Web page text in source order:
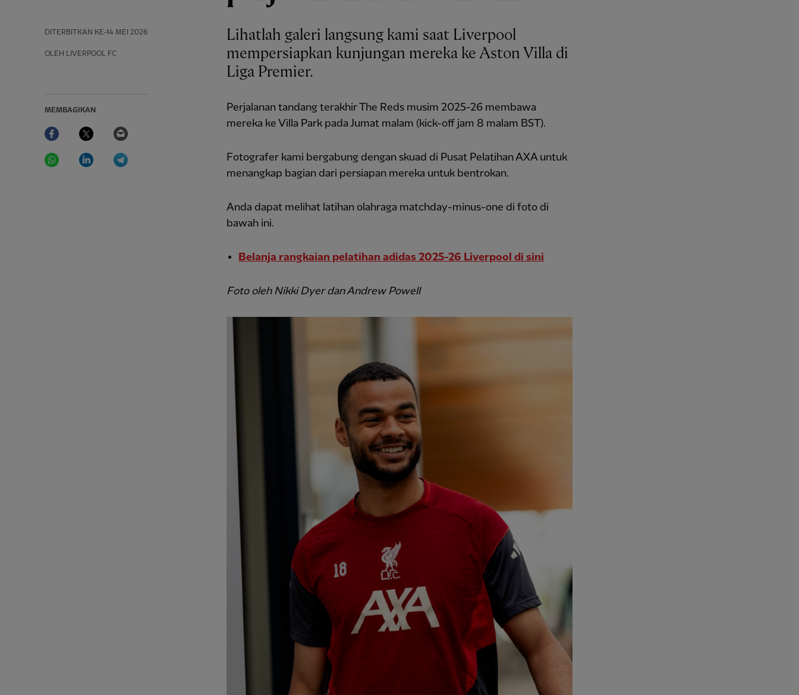
DITERBITKAN KE-14 MEI 2026
OLEH LIVERPOOL FC
MEMBAGIKAN
Facebook Twitter
WhatsAppLinkedIn
Lihatlah galeri langsung kami saat Liverpool
mempersiapkan kunjungan mereka ke Aston Villa di
Liga Premier.
Perjalanan tandang terakhir The Reds musim 2025-26 membawa
mereka ke Villa Park pada Jumat malam (kick-off jam 8 malam BST).
Fotografer kami bergabung dengan skuad di Pusat Pelatihan AXA untuk
menangkap bagian dari persiapan mereka untuk bentrokan.
Anda dapat melihat latihan olahraga matchday-minus-one di foto di
bawah ini.
Belanja rangkaian pelatihan adidas 2025-26 Liverpool di sini
Foto oleh Nikki Dyer dan Andrew Powell